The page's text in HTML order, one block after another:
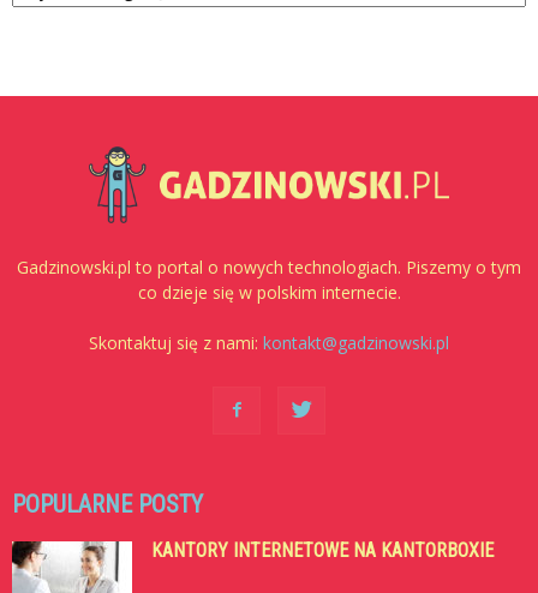
Gadzinowski.pl to portal o nowych technologiach. Piszemy o tym
co dzieje się w polskim internecie.
Skontaktuj się z nami: kontakt@gadzinowski.pl
POPULARNE POSTY
KANTORY INTERNETOWE NA KANTORBOXIE